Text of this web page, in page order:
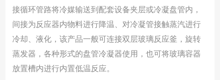
接循环管路将冷媒输送到配套设备夹层或冷凝盘管内，
间接为反应器内物料进行降温、对冷凝管接触蒸汽进行
冷却、液化，该产品一般可连接双层玻璃反应釜，旋转
蒸发器，各种形式的盘管冷凝器使用，也可将玻璃容器
放置槽内进行内置低温反应。